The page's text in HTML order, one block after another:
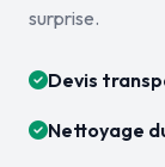
surprise.
Devis
Nettoyage